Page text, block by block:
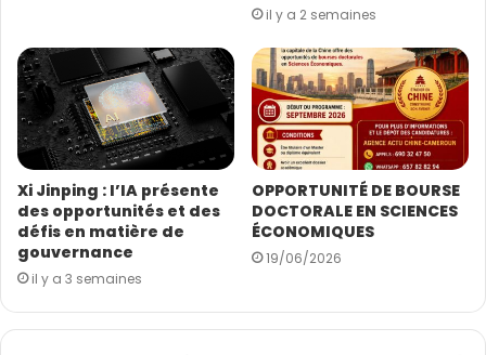
À ce jour, CNPC a déjà permis à plus de 200 techniciens
tchadiens de suivre des formations en Chine et
organisé plusieurs sessions de formation sur site au
Tchad, et poursuit ainsi son engagement en faveur du
développement des compétences et du
renforcement des capacités dans le secteur
énergétique tchadien.
Sandrine Namen
il y a 2 semaines
Xi Jinping : l’IA présente
des opportunités et des
défis en matière de
gouvernance
il y a 3 semaines
OPPORTUNITÉ DE BOURSE
DOCTORALE EN SCIENCES
ÉCONOMIQUES
19/06/2026